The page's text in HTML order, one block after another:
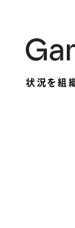
状況を組